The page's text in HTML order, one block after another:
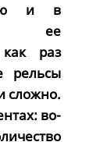
и в
ее
раз
рельсы
сложно.
во-